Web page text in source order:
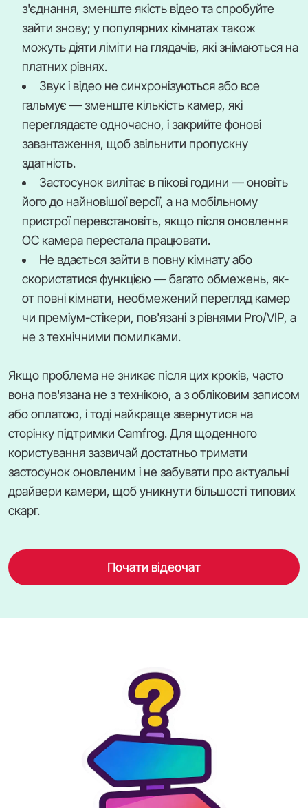
з'єднання, зменште якість відео та спробуйте
зайти знову; у популярних кімнатах також
можуть діяти ліміти на глядачів, які знімаються на
платних рівнях.
Звук і відео не синхронізуються або все
гальмує — зменште кількість камер, які
переглядаєте одночасно, і закрийте фонові
завантаження, щоб звільнити пропускну
здатність.
Застосунок вилітає в пікові години — оновіть
його до найновішої версії, а на мобільному
пристрої перевстановіть, якщо після оновлення
ОС камера перестала працювати.
Не вдається зайти в повну кімнату або
скористатися функцією — багато обмежень, як-
от повні кімнати, необмежений перегляд камер
чи преміум-стікери, пов'язані з рівнями Pro/VIP, а
не з технічними помилками.
Якщо проблема не зникає після цих кроків, часто
вона пов'язана не з технікою, а з обліковим записом
або оплатою, і тоді найкраще звернутися на
сторінку підтримки Camfrog. Для щоденного
користування зазвичай достатньо тримати
застосунок оновленим і не забувати про актуальні
драйвери камери, щоб уникнути більшості типових
скарг.
Почати відеочат